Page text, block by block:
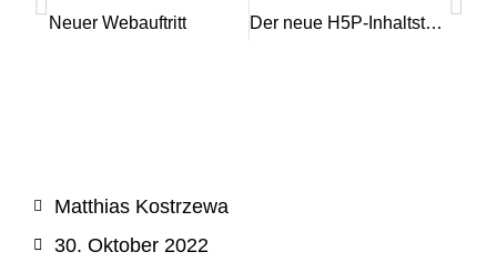
Neuer Webauftritt
Der neue H5P-Inhaltstyp Portfolio
Matthias Kostrzewa
30. Oktober 2022